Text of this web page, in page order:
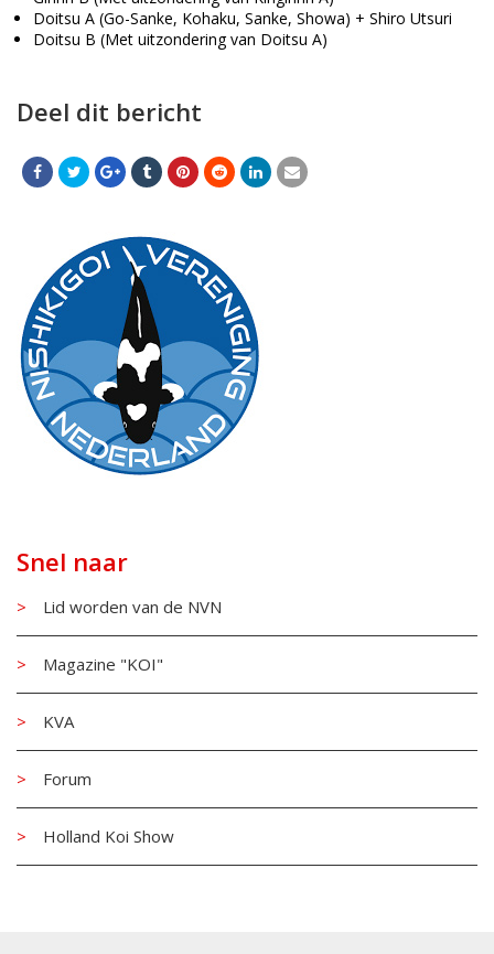
Doitsu A (Go-Sanke, Kohaku, Sanke, Showa) + Shiro Utsuri
Doitsu B (Met uitzondering van Doitsu A)
Deel dit bericht
Snel naar
Lid worden van de NVN
Magazine "KOI"
KVA
Forum
Holland Koi Show